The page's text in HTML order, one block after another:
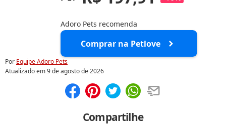
Adoro Pets recomenda
Comprar na Petlove
Por Equipe Adoro Pets
Atualizado em9 de agosto de 2026
Compartilhe